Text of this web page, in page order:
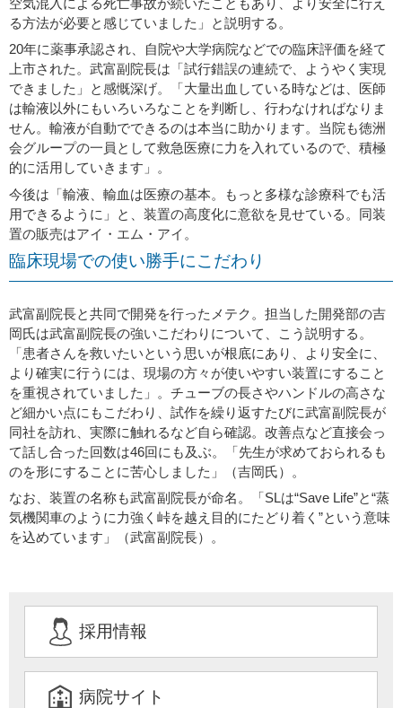
空気混入による死亡事故が続いたこともあり、より安全に行え
る方法が必要と感じていました」と説明する。
20年に薬事承認され、自院や大学病院などでの臨床評価を経て
上市された。武富副院長は「試行錯誤の連続で、ようやく実現
できました」と感慨深げ。「大量出血している時などは、医師
は輸液以外にもいろいろなことを判断し、行わなければなりま
せん。輸液が自動でできるのは本当に助かります。当院も徳洲
会グループの一員として救急医療に力を入れているので、積極
的に活用していきます」。
今後は「輸液、輸血は医療の基本。もっと多様な診療科でも活
用できるように」と、装置の高度化に意欲を見せている。同装
置の販売はアイ・エム・アイ。
臨床現場での使い勝手にこだわり
武富副院長と共同で開発を行ったメテク。担当した開発部の吉
岡氏は武富副院長の強いこだわりについて、こう説明する。
「患者さんを救いたいという思いが根底にあり、より安全に、
より確実に行うには、現場の方々が使いやすい装置にすること
を重視されていました」。チューブの長さやハンドルの高さな
ど細かい点にもこだわり、試作を繰り返すたびに武富副院長が
同社を訪れ、実際に触れるなど自ら確認。改善点など直接会っ
て話し合った回数は46回にも及ぶ。「先生が求めておられるも
のを形にすることに苦心しました」（吉岡氏）。
なお、装置の名称も武富副院長が命名。「SLは“Save Life”と“蒸
気機関車のように力強く峠を越え目的にたどり着く”という意味
を込めています」（武富副院長）。
採用情報
病院サイト